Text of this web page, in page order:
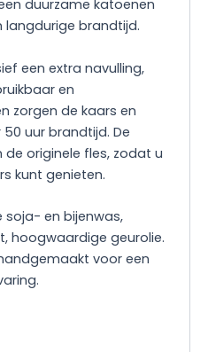
duurzame katoenen
langdurige brandtijd.
een extra navulling,
en
zorgen de kaars en
uur brandtijd. De
originele fles, zodat u
kunt genieten.
soja- en bijenwas,
hoogwaardige geurolie.
voor een